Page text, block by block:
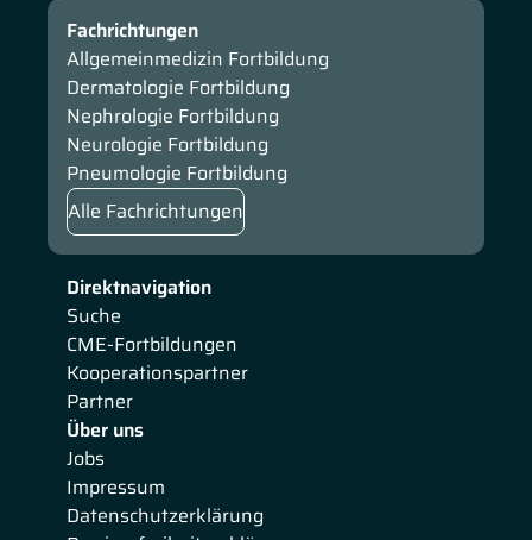
Direktnavigation
Suche
CME-Fortbildungen
Kooperationspartner
Partner
Über uns
Jobs
Impressum
Datenschutzerklärung
Fachrichtungen
Allgemeinmedizin Fortbildung
Dermatologie Fortbildung
Nephrologie Fortbildung
Neurologie Fortbildung
Pneumologie Fortbildung
Alle Fachrichtungen